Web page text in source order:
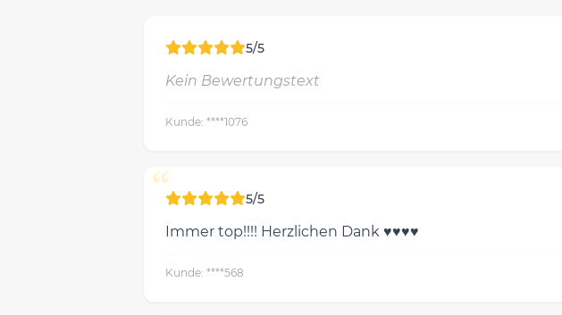
5/5
Kein Bewertungstext
Kunde: ****1076
“ 5/5
Immer top!!!! Herzlichen Dank ♥️♥️♥️♥️
Kunde: ****568